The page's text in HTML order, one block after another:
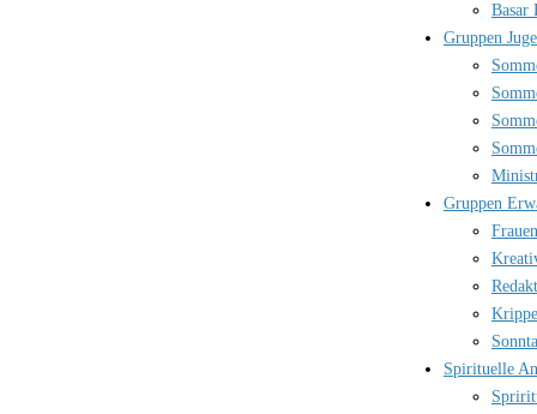
Basar
Gruppen
Gruppen
Spirituelle